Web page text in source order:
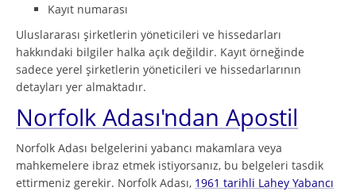
Kayıt numarası
Uluslararası şirketlerin yöneticileri ve hissedarları
hakkındaki bilgiler halka açık değildir. Kayıt örneğinde
sadece yerel şirketlerin yöneticileri ve hissedarlarının
detayları yer almaktadır.
Norfolk Adası'ndan Apostil
Norfolk Adası belgelerini yabancı makamlara veya
mahkemelere ibraz etmek istiyorsanız, bu belgeleri tasdik
ettirmeniz gerekir. Norfolk Adası, 1961 tarihli Lahey Yabancı